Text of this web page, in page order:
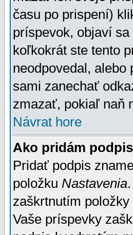
času po prispení)
príspevok, objaví
koľkokrát ste tento
neodpovedal,
sami zanechať
zmazať, pokiaľ naň
Návrat hore
Ako pridám
Pridať podpis
položku Nastavenia
zaškrtnutím položky
Vaše príspevky